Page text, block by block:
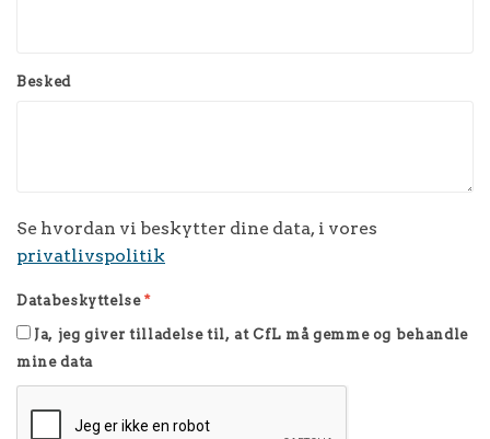
Besked
Se hvordan vi beskytter dine data, i vores
privatlivspolitik
Databeskyttelse*
Ja, jeg giver tilladelse til, at CfL må gemme og behandle
mine data